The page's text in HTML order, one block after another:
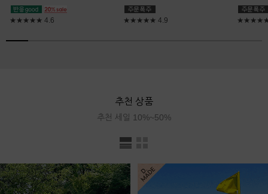
★★★★★ 4.6 ★★★★★ 4.9
추천 상품
추천 세일 10%~50%